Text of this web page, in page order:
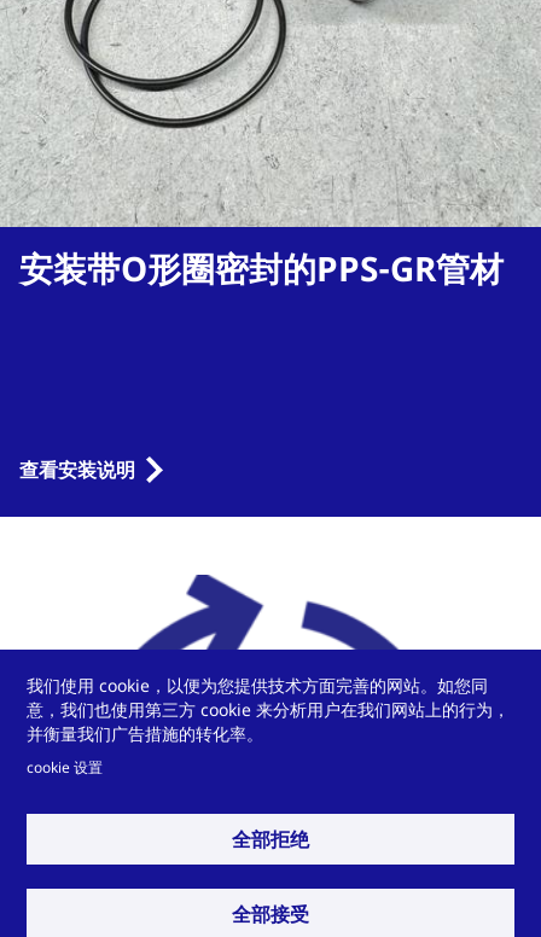
安装带O形圈密封的PPS-GR管材
查看安装说明
我们使用 cookie，以便为您提供技术方面完善的网站。如您同
意，我们也使用第三方 cookie 来分析用户在我们网站上的行为，
并衡量我们广告措施的转化率。
cookie 设置
全部拒绝
全部接受